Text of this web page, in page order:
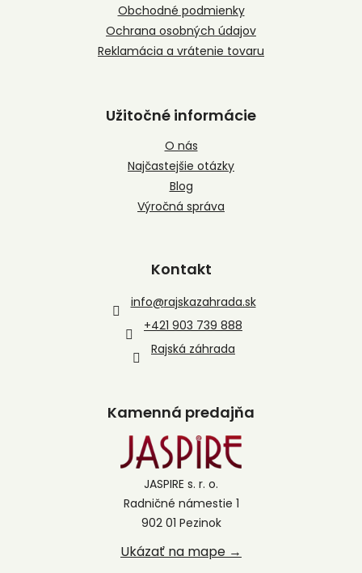
Obchodné podmienky
Ochrana osobných údajov
Reklamácia a vrátenie tovaru
Užitočné informácie
O nás
Najčastejšie otázky
Blog
Výročná správa
Kontakt
info@rajskazahrada.sk
+421 903 739 888
Rajská záhrada
Kamenná predajňa
JASPIRE s. r. o.
Radničné námestie 1
902 01 Pezinok
Ukázať na mape →